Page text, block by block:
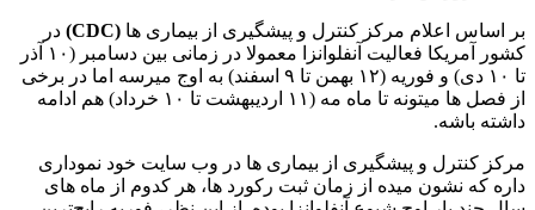
بر اساس اعلام مرکز کنترل و پیشگیری از بیماری‌ ها (CDC)
در
کشور آمریکا فعالیت آنفلوانزا معمولا در زمانی بین دسامبر (۱۰ آذر
تا ۱۰ دی) و فوریه (۱۲ بهمن تا ۹ اسفند) به اوج میرسه اما در برخی
از فصل ها میتونه تا ماه مه (۱۱ اردیبهشت تا ۱۰ خرداد) هم ادامه
داشته باشه.
مرکز کنترل و پیشگیری از بیماری‌ ها در وب‌ سایت خود نموداری
داره که نشون میده از زمان ثبت رکورد ها، هر کدوم از ماه‌ های